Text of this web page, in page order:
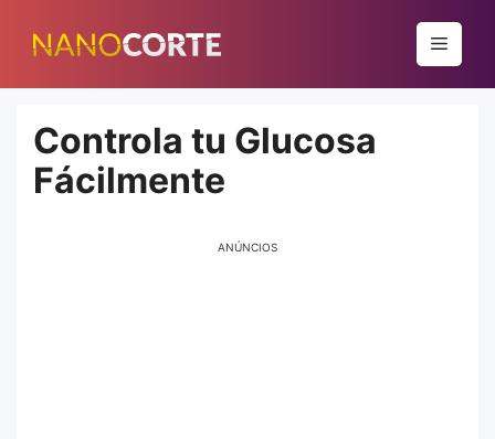
para
conteúdo
Menu
Controla tu Glucosa
Fácilmente
ANÚNCIOS